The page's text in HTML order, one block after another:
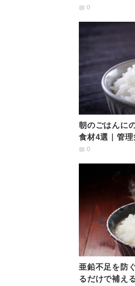
0
朝のごはんに
食材4選｜管
0
亜鉛不足を防
るだけで補え